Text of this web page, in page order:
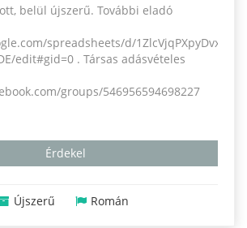
belül újszerű. További eladó
spreadsheets/d/
edit#gid=0 . Társas adásvételes
groups/546956594698227
Érdekel
Újszerű Román